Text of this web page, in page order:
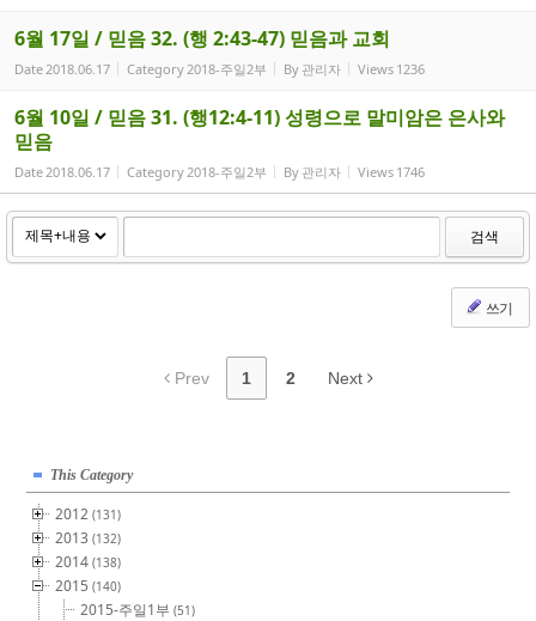
6월 17일 / 믿음 32. (행 2:43-47) 믿음과 교회
Date2018.06.17 Category2018-주일2부 By 관리자 Views 1236
6월 10일 / 믿음 31. (행12:4-11) 성령으로 말미암은 은사와
믿음
Date2018.06.17 Category2018-주일2부 By 관리자 Views 1746
검색
쓰기
Prev 1 2 Next
This Category
2012(131)
2013(132)
2014(138)
2015(140)
2015-주일1부(51)